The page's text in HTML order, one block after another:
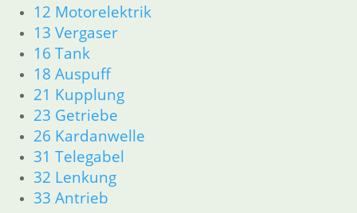
12 Motorelektrik
13 Vergaser
16 Tank
18 Auspuff
21 Kupplung
23 Getriebe
26 Kardanwelle
31 Telegabel
32 Lenkung
33 Antrieb
In den Warenkorb
1
2
3
→
Shop
Ersatzteile nach Modell
K-Modell
11 Motor